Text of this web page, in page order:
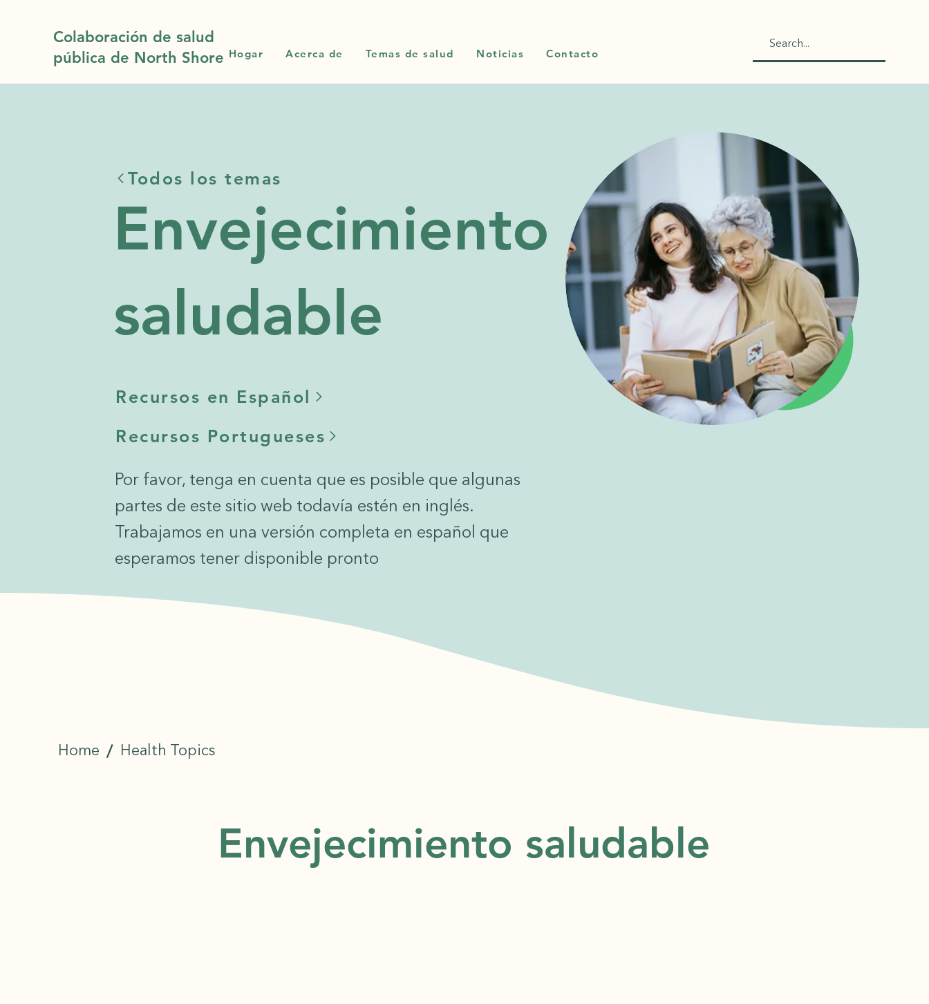
Colaboración de salud
pública de North Shore Hogar Acerca de Temas de salud Noticias Contacto
Todos los temas
Envejecimiento
saludable
Recursos en Español
Recursos Portugueses
Por favor, tenga en cuenta que es posible que algunas
partes de este sitio web todavía estén en inglés.
Trabajamos en una versión completa en español que
esperamos tener disponible pronto
Home / Health Topics
Envejecimiento saludable